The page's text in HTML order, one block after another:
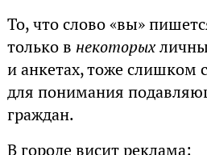
То, что слово «вы»
только в некоторых
и анкетах, тоже слишком
для понимания
граждан.
В городе висит реклама: